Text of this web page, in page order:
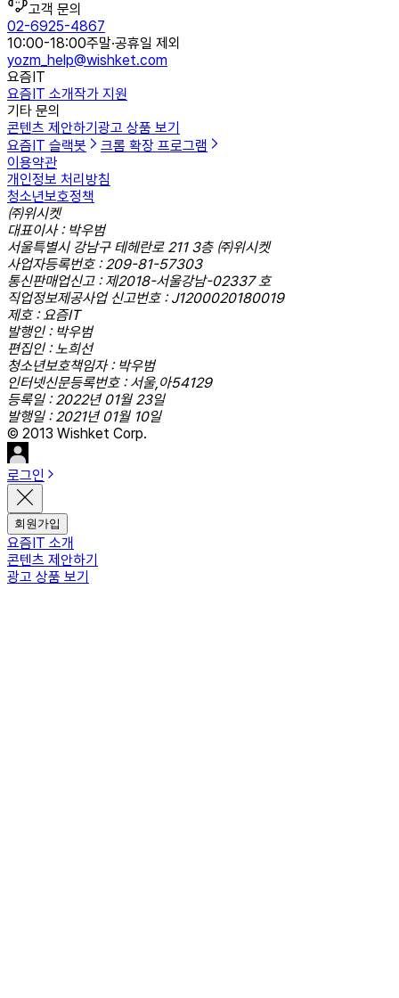
고객 문의
02-6925-4867
10:00-18:00주말·공휴일 제외
yozm_help@wishket.com
요즘IT
요즘IT 소개작가 지원
기타 문의
콘텐츠 제안하기 광고 상품 보기
요즘IT 슬랙봇
크롬 확장 프로그램
이용약관
개인정보 처리방침
청소년보호정책
㈜위시켓
대표이사 : 박우범
서울특별시 강남구 테헤란로 211 3층 ㈜위시켓
사업자등록번호 : 209-81-57303
통신판매업신고 : 제2018-서울강남-02337 호
직업정보제공사업 신고번호 : J1200020180019
제호 : 요즘IT
발행인 : 박우범
편집인 : 노희선
청소년보호책임자 : 박우범
인터넷신문등록번호 : 서울,아54129
등록일 : 2022년 01월 23일
발행일 : 2021년 01월 10일
© 2013 Wishket Corp.
로그인
회원가입
요즘IT 소개
콘텐츠 제안하기
광고 상품 보기